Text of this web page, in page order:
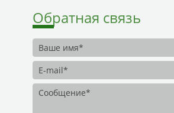
Обратная связь